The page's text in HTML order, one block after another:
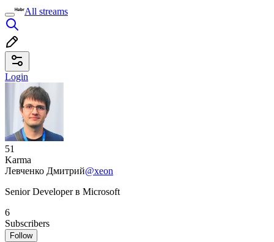
All streams
Login
51
Karma
Левченко Дмитрий@xeon
Senior Developer в Microsoft
6
Subscribers
Follow